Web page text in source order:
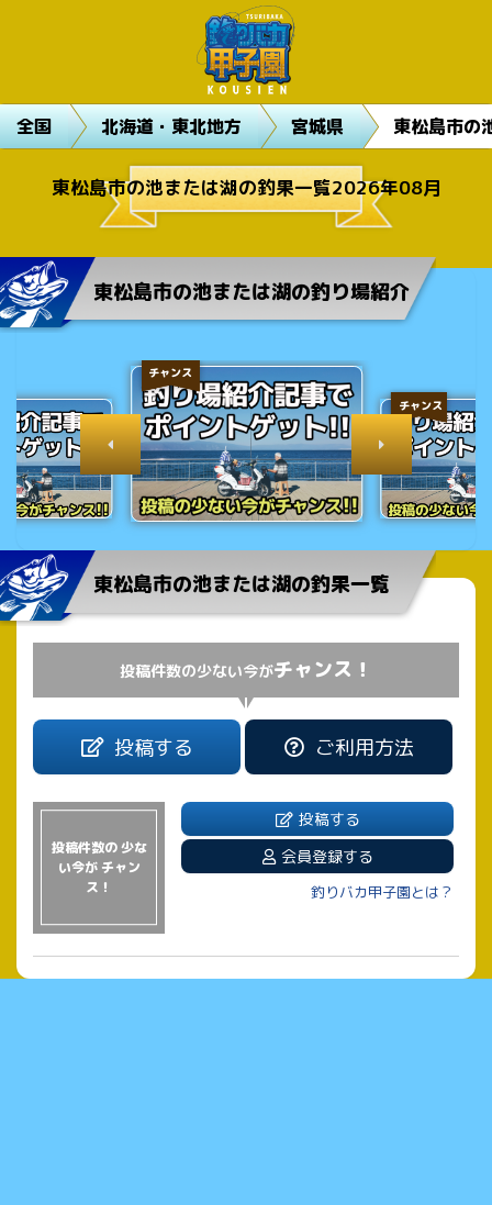
全国 北海道・東北地方 宮城県 東松島市の
東松島市の池または湖の釣果一覧2026年08月
東松島市の池または湖の釣り場紹介
チャンス
チャンス
東松島市の池または湖の釣果一覧
投稿件数の少ない今がチャンス！
投稿する ご利用方法
投稿件数の 少な
い今が チャン
ス！
投稿する
会員登録する
釣りバカ甲子園とは？